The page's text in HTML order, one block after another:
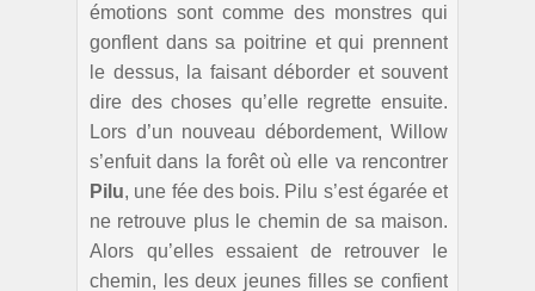
émotions sont comme des monstres qui
gonflent dans sa poitrine et qui prennent
le dessus, la faisant déborder et souvent
dire des choses qu’elle regrette ensuite.
Lors d’un nouveau débordement, Willow
s’enfuit dans la forêt où elle va rencontrer
Pilu, une fée des bois. Pilu s’est égarée et
ne retrouve plus le chemin de sa maison.
Alors qu’elles essaient de retrouver le
chemin, les deux jeunes filles se confient